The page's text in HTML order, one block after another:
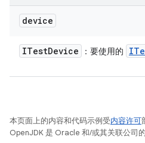
device
ITestDevice ：要使用的
本页面上的内容和代码示例受内容许可
OpenJDK 是 Oracle 和/或其关联公司的